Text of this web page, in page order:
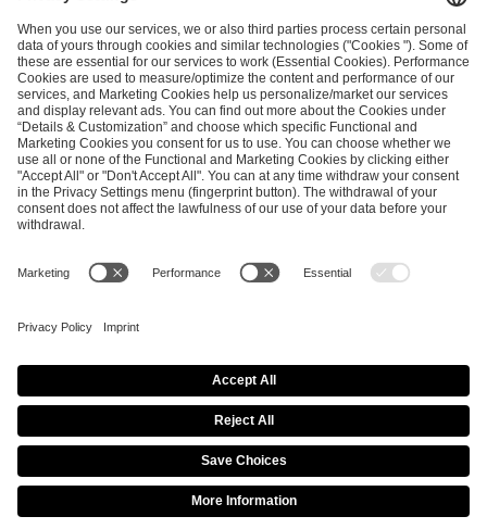
SEND MESSAGE
CAREER MEDIA RIGHTS
© 2026 ESL FACEIT GROUP
Imprint Privacy Policy Cookie Policy
Terms of Use
Copyright Policy
Procurement Policy
Whistleblowing
Modern Slavery Statement
Security & Disclosure